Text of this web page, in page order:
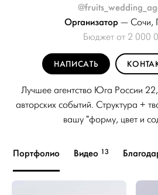
Организатор — Сочи,
Бюджет от 2 000
НАПИСАТЬ
Лучшее агентство Юга России
авторских событий. Структура +
вашу "форму, цвет и
Портфолио Видео 13